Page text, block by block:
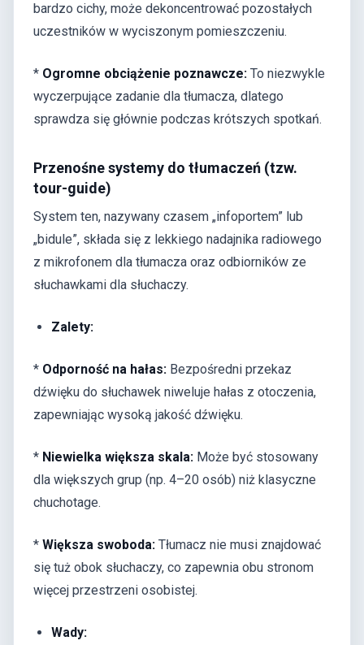
bardzo cichy, może dekoncentrować pozostałych
uczestników w wyciszonym pomieszczeniu.
* Ogromne obciążenie poznawcze: To niezwykle
wyczerpujące zadanie dla tłumacza, dlatego
sprawdza się głównie podczas krótszych spotkań.
Przenośne systemy do tłumaczeń (tzw.
tour-guide)
System ten, nazywany czasem „infoportem” lub
„bidule”, składa się z lekkiego nadajnika radiowego
z mikrofonem dla tłumacza oraz odbiorników ze
słuchawkami dla słuchaczy.
Zalety:
* Odporność na hałas: Bezpośredni przekaz
dźwięku do słuchawek niweluje hałas z otoczenia,
zapewniając wysoką jakość dźwięku.
* Niewielka większa skala: Może być stosowany
dla większych grup (np. 4–20 osób) niż klasyczne
chuchotage.
* Większa swoboda: Tłumacz nie musi znajdować
się tuż obok słuchaczy, co zapewnia obu stronom
więcej przestrzeni osobistej.
Wady: